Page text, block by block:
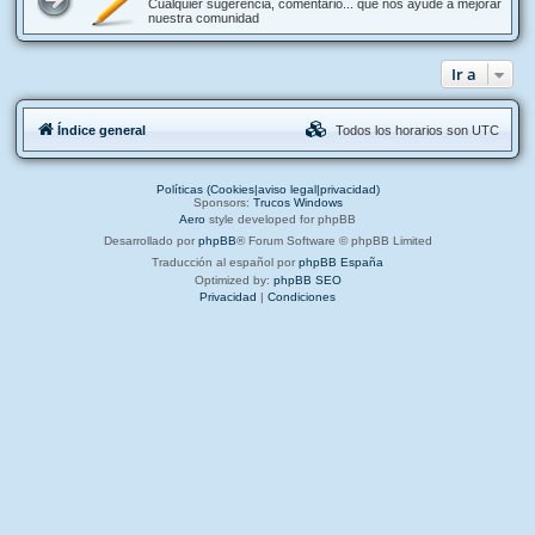
Cualquier sugerencia, comentario... que nos ayude a mejorar
nuestra comunidad
Ir a
Índice general Todos los horarios son UTC
Políticas (Cookies|aviso legal|privacidad)
Sponsors: Trucos Windows
Aero style developed for phpBB
Desarrollado por phpBB® Forum Software © phpBB Limited
Traducción al español por phpBB España
Optimized by: phpBB SEO
Privacidad | Condiciones